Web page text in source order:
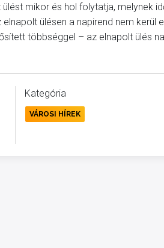
mikor és hol folytatja, melynek
ülésen a napirend nem kerül
többséggel – az elnapolt ülés
Kategória
VÁROSI HÍREK